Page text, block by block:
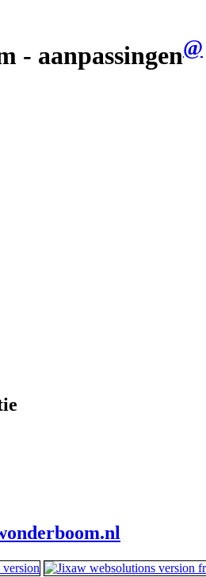
- aanpassingen@